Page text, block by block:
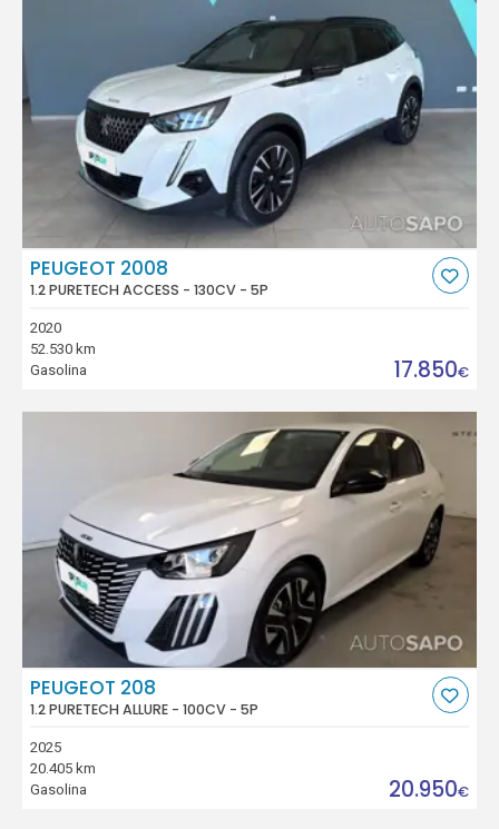
PEUGEOT 2008
1.2 PURETECH ACCESS - 130CV - 5P
2020
52.530 km
Gasolina
17.850€
PEUGEOT 208
1.2 PURETECH ALLURE - 100CV - 5P
2025
20.405 km
Gasolina
20.950€